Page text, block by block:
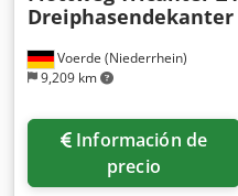
Voerde (Niederrhein)
9,209 km
Dreiphasendekanter
Información de
precio